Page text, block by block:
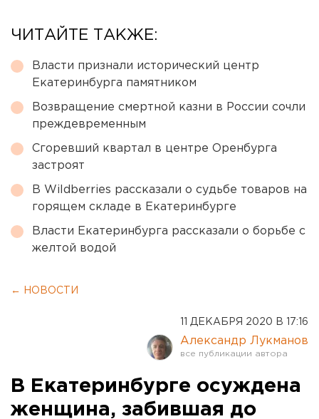
ЧИТАЙТЕ ТАКЖЕ:
Власти признали исторический центр
Екатеринбурга памятником
Возвращение смертной казни в России сочли
преждевременным
Сгоревший квартал в центре Оренбурга
застроят
В Wildberries рассказали о судьбе товаров на
горящем складе в Екатеринбурге
Власти Екатеринбурга рассказали о борьбе с
желтой водой
← НОВОСТИ
11 ДЕКАБРЯ 2020 В 17:16
Александр Лукманов
В Екатеринбурге осуждена
женщина, забившая до